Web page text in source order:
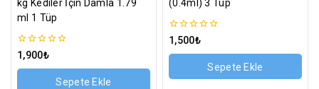
kg Kediler İçin Damla 1.79
ml 1 Tüp
0
üzerinden
1,900₺
Sepete Ekle
(0.4ml) 3 Tüp
0
üzerinden
1,500₺
Sepete Ekle